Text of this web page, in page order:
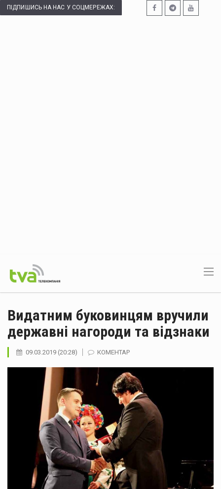
ПІДПИШИСЬ НА НАС У СОЦМЕРЕЖАХ:
Видатним буковинцям вручили
державні нагороди та відзнаки
09.03.2019 (20:28) КОМЕНТАР